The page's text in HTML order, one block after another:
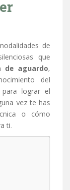
de
que
de aguardo,
del
lograr el
vez te has
o cómo
ti.